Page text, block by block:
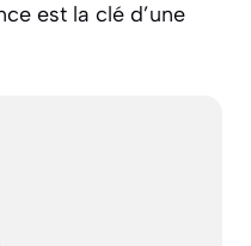
est la clé d’une